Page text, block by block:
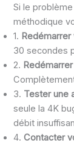
Si le
méthodique
1.
30 secondes
2.
3. Tester une
seule la 4K
débit
4.Contacter